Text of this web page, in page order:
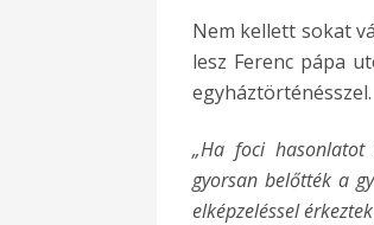
Nem kellett sokat
lesz Ferenc pápa
egyháztörténésszel.
„Ha foci
gyorsan belőtték a
elképzeléssel